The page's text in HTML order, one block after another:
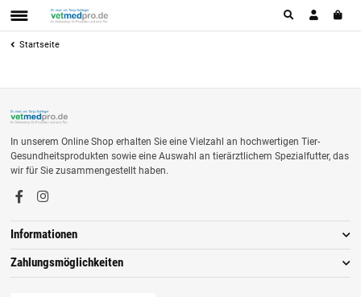
Startseite
In unserem Online Shop erhalten Sie eine Vielzahl an hochwertigen Tier-
Gesundheitsprodukten sowie eine Auswahl an tierärztlichem Spezialfutter, das
wir für Sie zusammengestellt haben.
Informationen
Zahlungsmöglichkeiten